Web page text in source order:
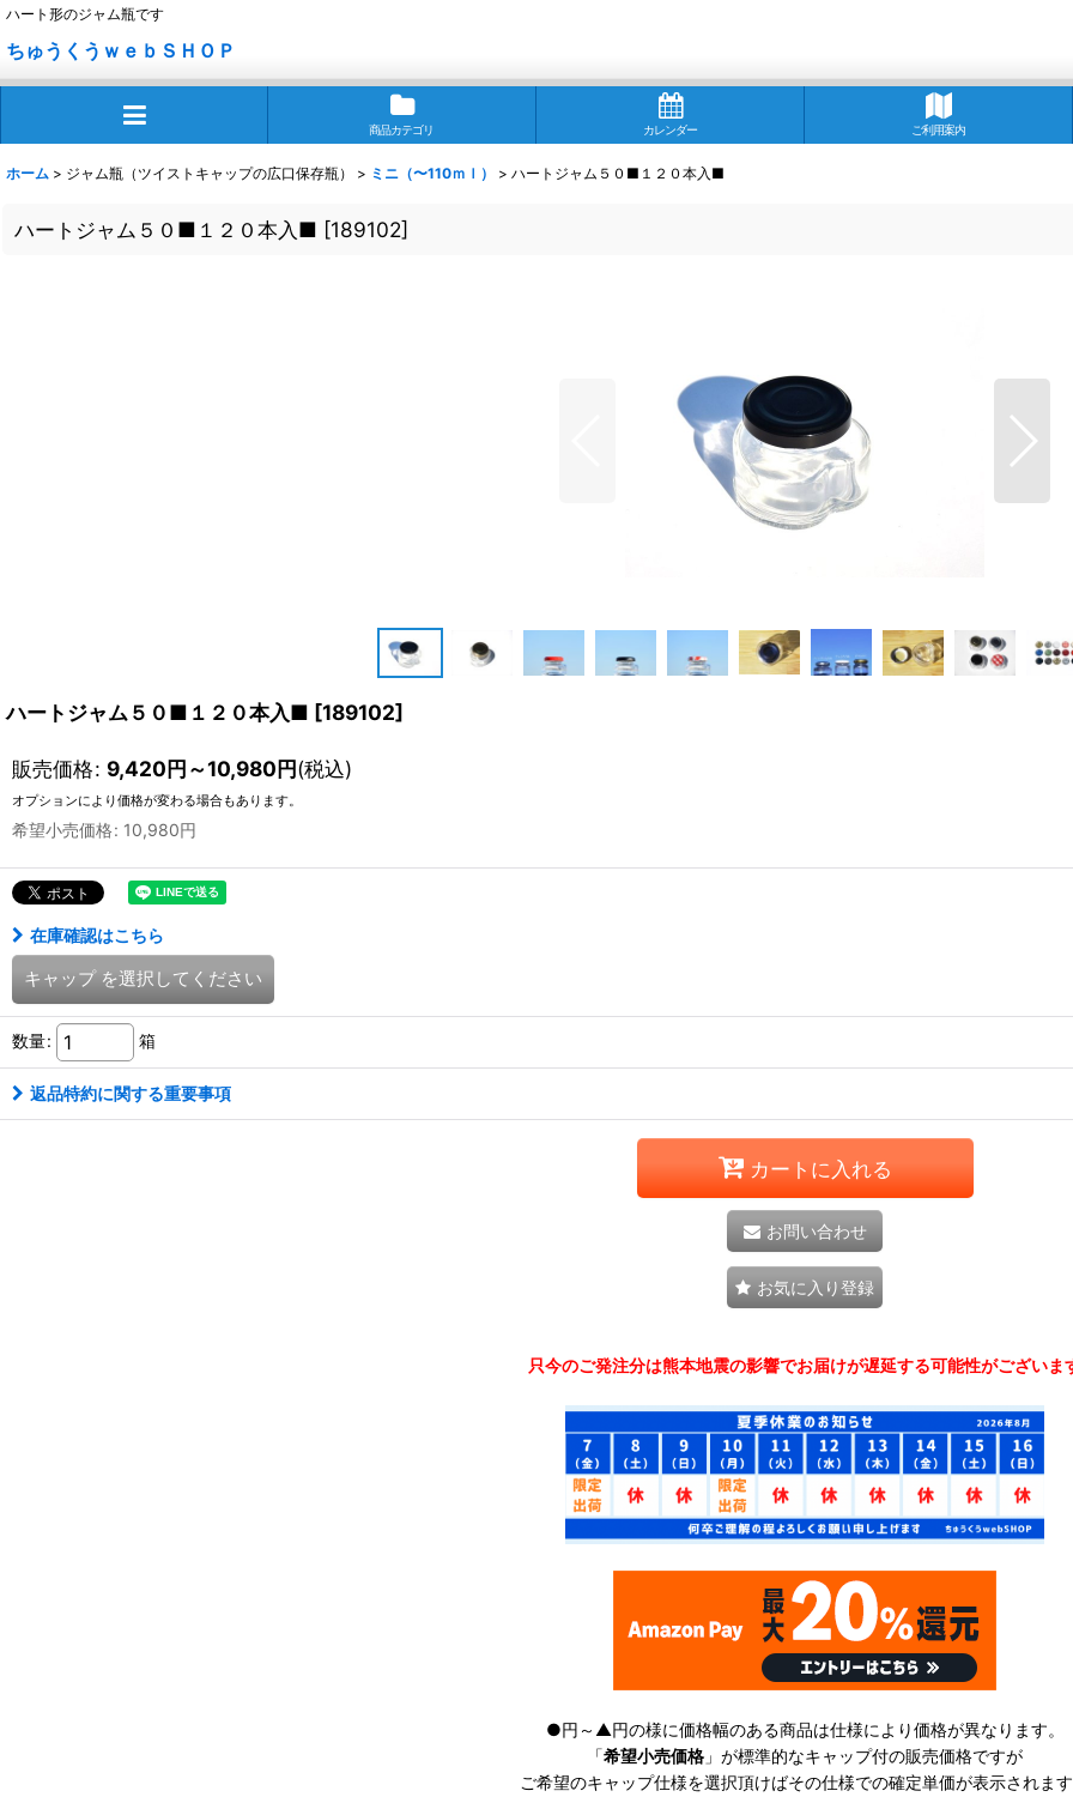
ハート形のジャム瓶です
ちゅうくうｗｅｂＳＨＯＰ
商品カテゴリ カレンダー ご利用案内
ホーム > ジャム瓶（ツイストキャップの広口保存瓶） > ミニ（〜110ｍｌ） > ハートジャム５０■１２０本入■
ハートジャム５０■１２０本入■ [189102]
ハートジャム５０■１２０本入■ [189102]
販売価格: 9,420円～10,980円(税込)
オプションにより価格が変わる場合もあります。
希望小売価格: 10,980円
在庫確認はこちら
キャップ を選択してください
数量: 箱
返品特約に関する重要事項
カートに入れる
お問い合わせ
お気に入り登録
只今のご発注分は熊本地震の影響でお届けが遅延する可能性がございま
●円～▲円の様に価格幅のある商品は仕様により価格が異なります。
「希望小売価格 」が標準的なキャップ付の販売価格ですが
ご希望のキャップ仕様を選択頂けばその仕様での確定単価が表示されま